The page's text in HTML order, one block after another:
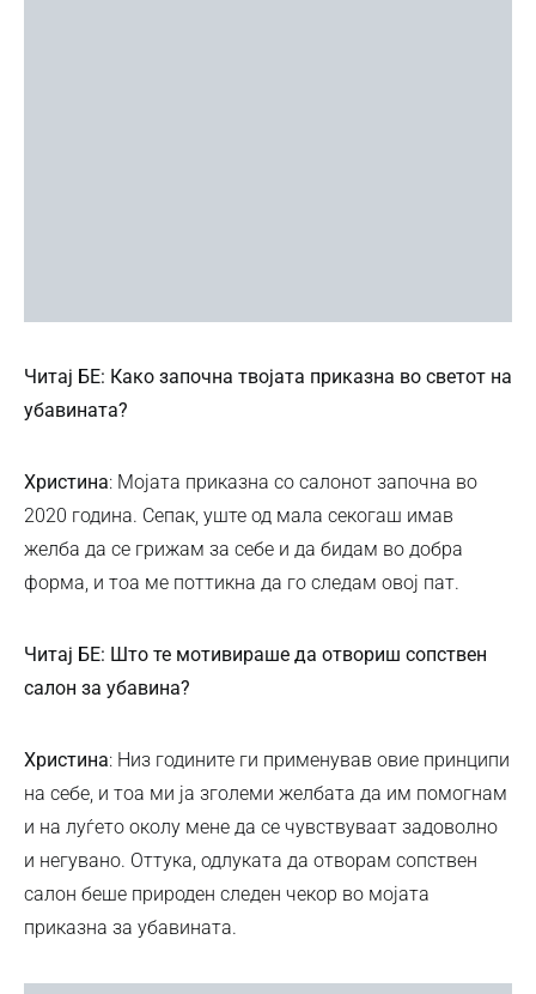
Читај БЕ: Како започна твојата приказна во светот на
убавината?
Христина: Мојата приказна со салонот започна во
2020 година. Сепак, уште од мала секогаш имав
желба да се грижам за себе и да бидам во добра
форма, и тоа ме поттикна да го следам овој пат.
Читај БЕ: Што те мотивираше да отвориш сопствен
салон за убавина?
Христина: Низ годините ги применував овие принципи
на себе, и тоа ми ја зголеми желбата да им помогнам
и на луѓето околу мене да се чувствуваат задоволно
и негувано. Оттука, одлуката да отворам сопствен
салон беше природен следен чекор во мојата
приказна за убавината.